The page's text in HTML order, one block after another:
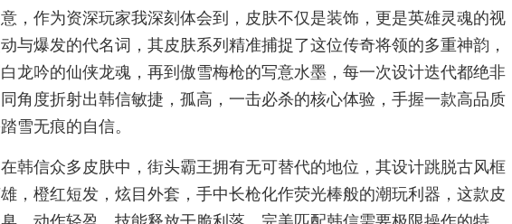
，作为资深玩家我深刻体会到，皮肤不仅是装饰，更是英雄灵魂的视
与爆发的代名词，其皮肤系列精准捕捉了这位传奇将领的多重神韵，
龙吟的仙侠龙魂，再到傲雪梅枪的写意水墨，每一次设计迭代都绝非
角度折射出韩信敏捷，孤高，一击必杀的核心体验，手握一款高品质
雪无痕的自信。
韩信众多皮肤中，街头霸王拥有无可替代的地位，其设计跳脱古风框
，橙红短发，炫目外套，手中长枪化作荧光棒般的潮玩利器，这款皮